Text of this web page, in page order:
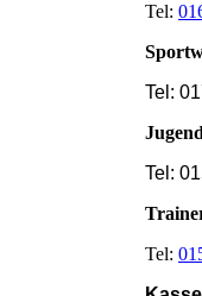
Tel:
Tel:
Te l:
Tel: